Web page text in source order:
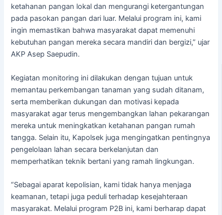
ketahanan pangan lokal dan mengurangi ketergantungan
pada pasokan pangan dari luar. Melalui program ini, kami
ingin memastikan bahwa masyarakat dapat memenuhi
kebutuhan pangan mereka secara mandiri dan bergizi,” ujar
AKP Asep Saepudin.
Kegiatan monitoring ini dilakukan dengan tujuan untuk
memantau perkembangan tanaman yang sudah ditanam,
serta memberikan dukungan dan motivasi kepada
masyarakat agar terus mengembangkan lahan pekarangan
mereka untuk meningkatkan ketahanan pangan rumah
tangga. Selain itu, Kapolsek juga mengingatkan pentingnya
pengelolaan lahan secara berkelanjutan dan
memperhatikan teknik bertani yang ramah lingkungan.
“Sebagai aparat kepolisian, kami tidak hanya menjaga
keamanan, tetapi juga peduli terhadap kesejahteraan
masyarakat. Melalui program P2B ini, kami berharap dapat